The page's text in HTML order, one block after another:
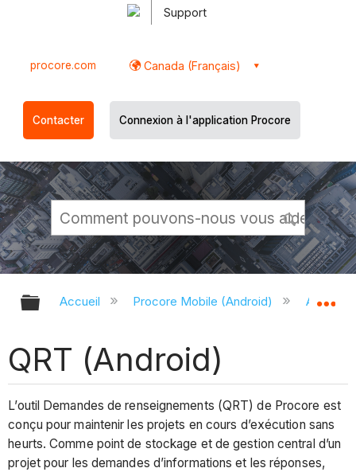
Support
procore.com Canada (Français)
Contacter Connexion à l'application Procore
Développer/réduire la hiérarchie
Accueil Procore Mobile (Android)
QRT (Android)
L’outil Demandes de renseignements (QRT) de Procore est
conçu pour maintenir les projets en cours d’exécution sans
heurts. Comme point de stockage et de gestion central d’un
projet pour les demandes d’informations et les réponses,